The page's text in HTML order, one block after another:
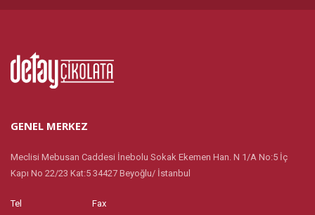
GENEL MERKEZ
Meclisi Mebusan Caddesi İnebolu Sokak Ekemen Han. N 1/A No:5 İç
Kapı No 22/23 Kat:5 34427 Beyoğlu/ İstanbul
Tel
Fax